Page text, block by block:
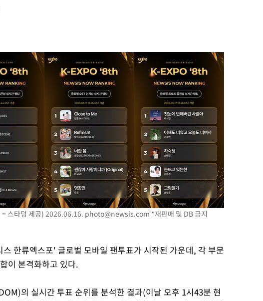
인다"
압수수색(종
0.14%↑
수수색
계태세 강화"
성
"
씨]
있어"
'충격·당황'
도'
종사 혐의
포착
하라 격파
= 스타덤 제공) 2026.06.16. photo@newsis.com *재판매 및 DB 금지
한류엑스포' 글로벌 모바일 팬투표가 시작된 가운데, 각 부문
이 본격화하고 있다.
의 실시간 투표 순위를 분석한 결과(이날 오후 1시43분 현